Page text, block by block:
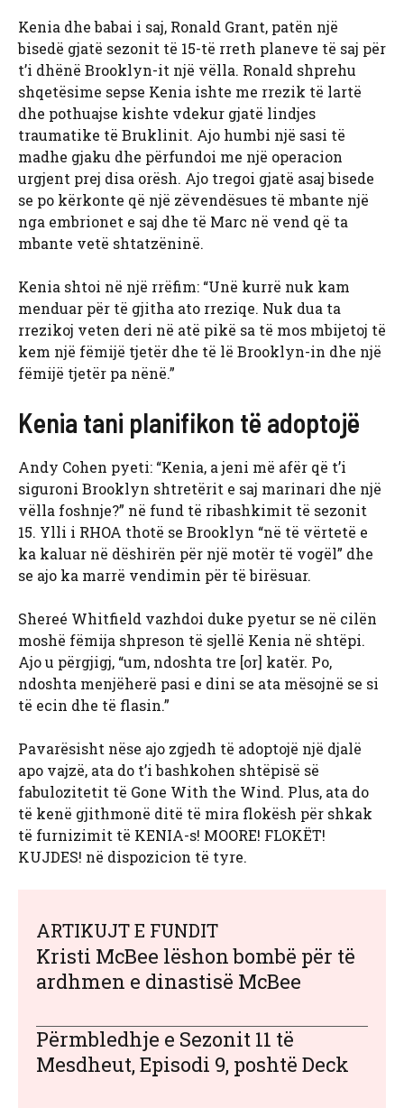
Kenia dhe babai i saj, Ronald Grant, patën një
bisedë gjatë sezonit të 15-të rreth planeve të saj për
t’i dhënë Brooklyn-it një vëlla. Ronald shprehu
shqetësime sepse Kenia ishte me rrezik të lartë
dhe pothuajse kishte vdekur gjatë lindjes
traumatike të Bruklinit. Ajo humbi një sasi të
madhe gjaku dhe përfundoi me një operacion
urgjent prej disa orësh. Ajo tregoi gjatë asaj bisede
se po kërkonte që një zëvendësues të mbante një
nga embrionet e saj dhe të Marc në vend që ta
mbante vetë shtatzëninë.
Kenia shtoi në një rrëfim: “Unë kurrë nuk kam
menduar për të gjitha ato rreziqe. Nuk dua ta
rrezikoj veten deri në atë pikë sa të mos mbijetoj të
kem një fëmijë tjetër dhe të lë Brooklyn-in dhe një
fëmijë tjetër pa nënë.”
Kenia tani planifikon të adoptojë
Andy Cohen pyeti: “Kenia, a jeni më afër që t’i
siguroni Brooklyn shtretërit e saj marinari dhe një
vëlla foshnje?” në fund të ribashkimit të sezonit
15. Ylli i RHOA thotë se Brooklyn “në të vërtetë e
ka kaluar në dëshirën për një motër të vogël” dhe
se ajo ka marrë vendimin për të birësuar.
Shereé Whitfield vazhdoi duke pyetur se në cilën
moshë fëmija shpreson të sjellë Kenia në shtëpi.
Ajo u përgjigj, “um, ndoshta tre [or] katër. Po,
ndoshta menjëherë pasi e dini se ata mësojnë se si
të ecin dhe të flasin.”
Pavarësisht nëse ajo zgjedh të adoptojë një djalë
apo vajzë, ata do t’i bashkohen shtëpisë së
fabulozitetit të Gone With the Wind. Plus, ata do
të kenë gjithmonë ditë të mira flokësh për shkak
të furnizimit të KENIA-s! MOORE! FLOKËT!
KUJDES! në dispozicion të tyre.
ARTIKUJT E FUNDIT
Kristi McBee lëshon bombë për të
ardhmen e dinastisë McBee
Përmbledhje e Sezonit 11 të
Mesdheut, Episodi 9, poshtë Deck